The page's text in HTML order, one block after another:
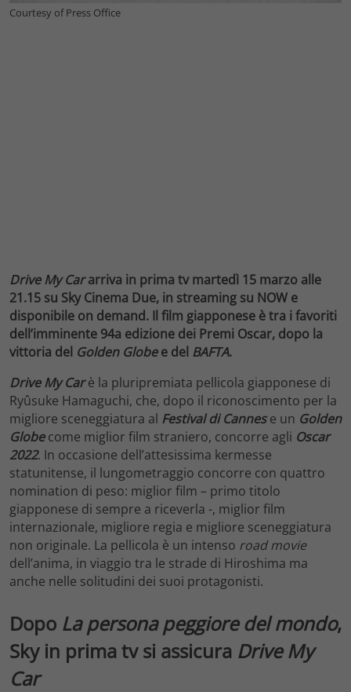
Courtesy of Press Office
Drive My Cararriva in prima tv martedì 15 marzo alle
21.15 su Sky Cinema Due, in streaming su NOW e
disponibile on demand. Il film giapponese è tra i favoriti
dell’imminente 94a edizione dei Premi Oscar, dopo la
vittoria del Golden Globee del BAFTA.
Drive My Carè la pluripremiata pellicola giapponese di
Ryûsuke Hamaguchi, che, dopo il riconoscimento per la
migliore sceneggiatura al Festival di Cannese un Golden
Globecome miglior film straniero, concorre agli Oscar
2022. In occasione dell’attesissima kermesse
statunitense, il lungometraggio concorre con quattro
nomination di peso: miglior film – primo titolo
giapponese di sempre a riceverla -, miglior film
internazionale, migliore regia e migliore sceneggiatura
non originale. La pellicola è un intenso road movie
dell’anima, in viaggio tra le strade di Hiroshima ma
anche nelle solitudini dei suoi protagonisti.
Dopo La persona peggiore del mondo,
Sky in prima tv si assicura Drive My
Car